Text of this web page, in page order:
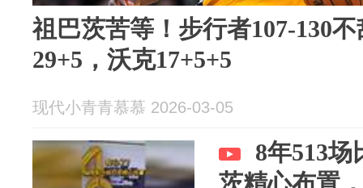
祖巴茨苦等！步行者107-130
29+5，沃克17+5+5
现代小青青慕慕 2026-03-05
8年513